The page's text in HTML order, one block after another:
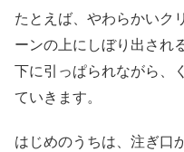
たとえば、やわらかいク
ーンの上にしぼり出され
下に引っぱられながら、
ていきます。
はじめのうちは、注ぎ口